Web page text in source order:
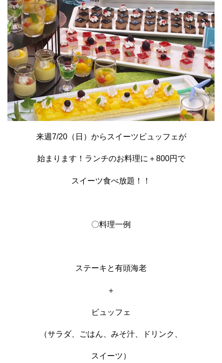
来週7/20（日）からスイーツビュッフェが
始まります！ランチのお料理に＋800円で
スイーツ食べ放題！！
〇料理一例
ステーキと有頭海老
＋
ビュッフェ
（サラダ、ごはん、みそ汁、ドリンク、
スイーツ）